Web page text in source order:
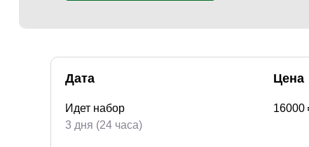
Дата
Идет набор
3 дня (24 часа)
Цена
16000